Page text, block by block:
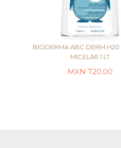
BIODERMA ABC DERM
MICELAR 1 LT
720.00